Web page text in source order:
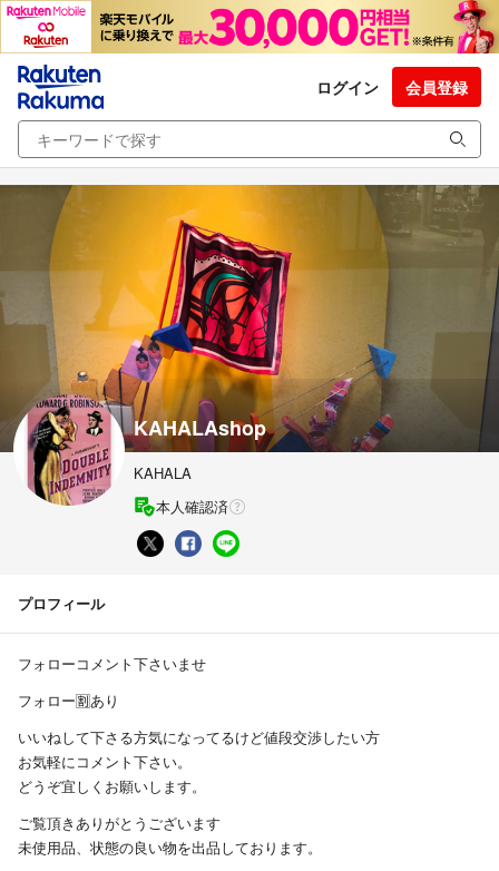
ログイン 会員登録
KAHALAshop
KAHALA
本人確認済
プロフィール
フォローコメント下さいませ
フォロー🈹あり
いいねして下さる方気になってるけど値段交渉したい方
お気軽にコメント下さい。
どうぞ宜しくお願いします。
ご覧頂きありがとうございます
未使用品、状態の良い物を出品しております。